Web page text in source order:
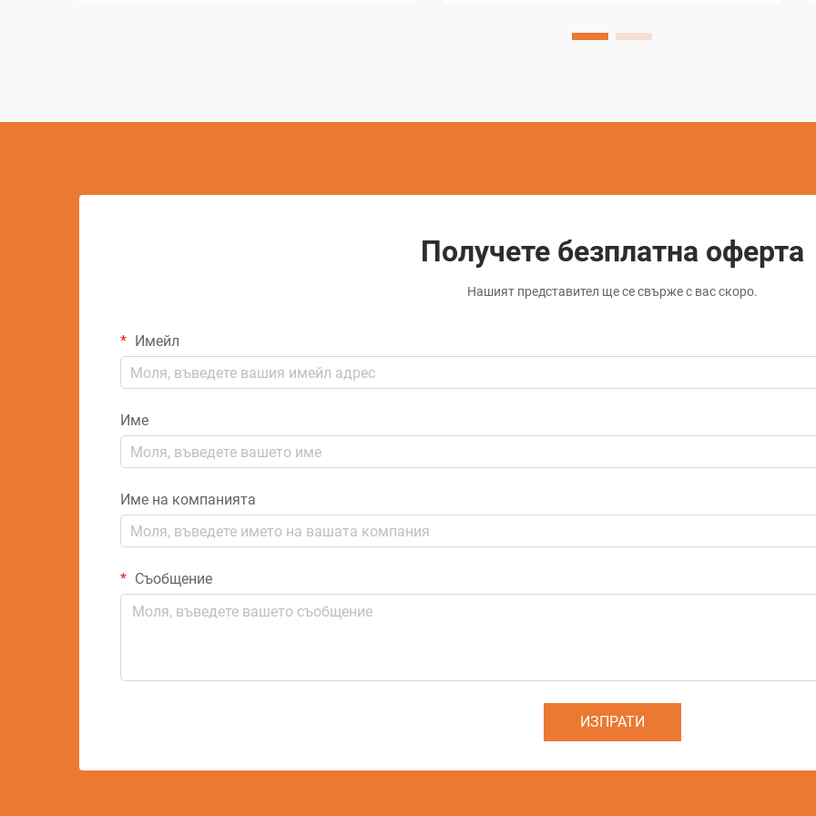
Получете безплатна оферта
Нашият представител ще се свърже с вас скоро.
Имейл
Име
Име на компанията
Съобщение
ИЗПРАТИ